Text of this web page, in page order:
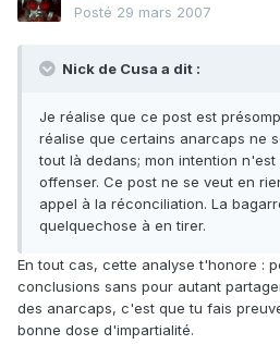
Posté 29 mars 2007
Nick de Cusa a dit :
Je réalise que ce post est
réalise que certains anarcaps ne
tout là dedans; mon intention
offenser. Ce post ne se veut en
appel à la réconciliation. La
quelquechose à en tirer.
En tout cas, cette analyse t'honore :
conclusions sans pour autant
des anarcaps, c'est que tu fais
bonne dose d'impartialité.